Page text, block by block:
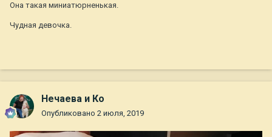
Она такая миниатюрненькая.
Чудная девочка.
Нечаева и Ко
Опубликовано 2 июля, 2019